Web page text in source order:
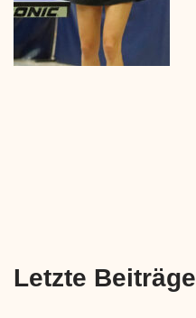
Letzte Beiträge